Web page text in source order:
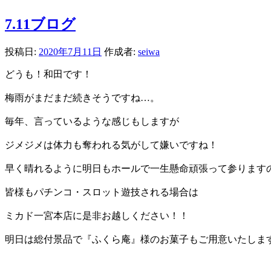
7.11ブログ
投稿日: 2020年7月11日 作成者: seiwa
どうも！和田です！
梅雨がまだまだ続きそうですね…。
毎年、言っているような感じもしますが
ジメジメは体力も奪われる気がして嫌いですね！
早く晴れるように明日もホールで一生懸命頑張って参ります
皆様もパチンコ・スロット遊技される場合は
ミカド一宮本店に是非お越しください！！
明日は総付景品で『ふくら庵』様のお菓子もご用意いたしま